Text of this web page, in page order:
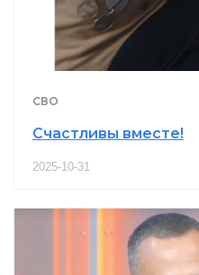
СВО
Счастливы вместе!
2025-10-31